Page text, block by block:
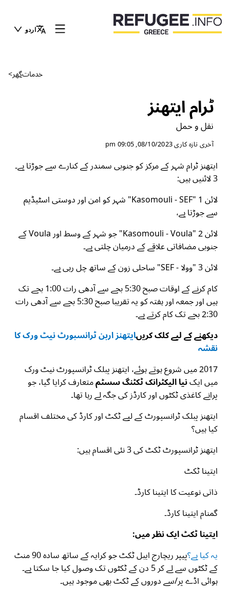
اردو
گھر> خدمات
ٹرام ایتھنز
نقل و حمل
آخری تازہ کاری08/10/2023, 09:05 pm
ایتھنز ٹرام شہر کے مرکز کو جنوبی سمندر کے کنارے سے جوڑتا ہے۔
3 لائنیں ہیں:
لائن 1 "Kasomouli - SEF" شہر کو امن اور دوستی اسٹیڈیم
سے جوڑتا ہے،
لائن 2 "Kasomouli - Voula" جو شہر کے وسط اور Voula کے
جنوبی مضافاتی علاقے کے درمیان چلتی ہے۔
لائن 3 "وولا - SEF" ساحلی زون کے ساتھ چل رہی ہے۔
کام کرنے کے اوقات صبح 5:30 بجے سے آدھی رات 1:00 بجے تک
ہیں اور جمعہ اور ہفتہ کو یہ تقریبا صبح 5:30 بجے سے آدھی رات
2:30 بجے تک کام کرتے ہے۔
دیکھنے کے لیے کلک کریںایتھنز اربن ٹرانسپورٹ نیٹ ورک کا
نقشہ
2017 میں شروع ہوتے ہوئے، ایتھنز پبلک ٹرانسپورٹ نیٹ ورک
میں ایکنیا الیکٹرانک ٹکٹنگ سسٹممتعارف کرایا گیا، جو
پرانے کاغذی ٹکٹوں اور کارڈز کی جگہ لے رہا تھا۔
ایتھنز پبلک ٹرانسپورٹ کے لیے ٹکٹ اور کارڈ کی مختلف اقسام
کیا ہیں؟
ایتھنز ٹرانسپورٹ ٹکٹ کی 3 نئی اقسام ہیں:
ایتینا ٹکٹ
ذاتی نوعیت کا ایتینا کارڈ۔
گمنام ایتینا کارڈ۔
ایتینا ٹکٹ ایک نظر میں:
یہ کیا ہے؟
پیپر ریچارج ایبل ٹکٹ جو کرایہ کے ساتھ سادہ 90 منٹ
کے ٹکٹوں سے لے کر 5 دن کے ٹکٹوں تک وصول کیا جا سکتا ہے۔
ہوائی اڈے پر/سے دوروں کے ٹکٹ بھی موجود ہیں۔